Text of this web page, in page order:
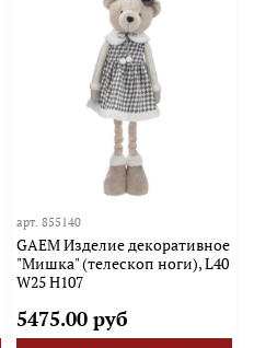
арт. 855140
GAEM Изделие декоративное
"Мишка" (телескоп ноги), L40
W25 H107
5475.00 руб